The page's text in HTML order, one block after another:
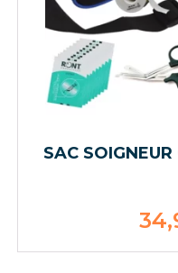
SAC SOIGNEUR